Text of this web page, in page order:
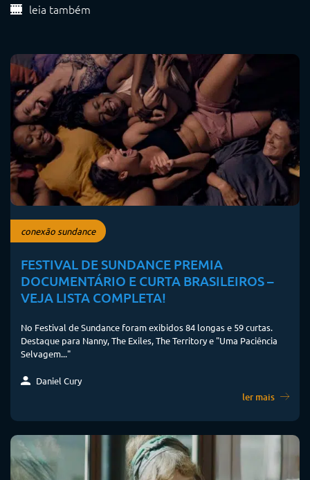
leia também
conexão sundance
FESTIVAL DE SUNDANCE PREMIA
DOCUMENTÁRIO E CURTA BRASILEIROS –
VEJA LISTA COMPLETA!
No Festival de Sundance foram exibidos 84 longas e 59 curtas.
Destaque para Nanny, The Exiles, The Territory e "Uma Paciência
Selvagem..."
Daniel Cury
ler mais